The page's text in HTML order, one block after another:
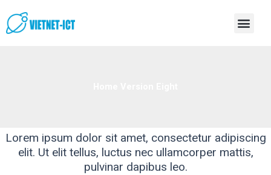
to
content
Lorem ipsum dolor sit amet, consectetur adipiscing
elit. Ut elit tellus, luctus nec ullamcorper mattis,
pulvinar dapibus leo.